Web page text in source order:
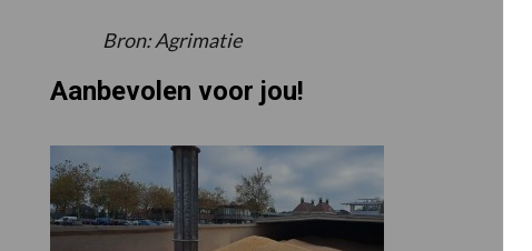
Bron: Agrimatie
Aanbevolen voor jou!